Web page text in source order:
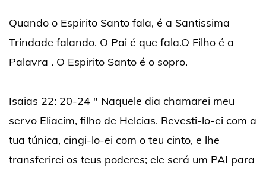
Quando o Espirito Santo fala, é a Santissima
Trindade falando. O Pai é que fala.O Filho é a
Palavra . O Espirito Santo é o sopro.
Isaias 22: 20-24 " Naquele dia chamarei meu
servo Eliacim, filho de Helcias. Revesti-lo-ei com a
tua túnica, cingi-lo-ei com o teu cinto, e lhe
transferirei os teus poderes; ele será um PAI para